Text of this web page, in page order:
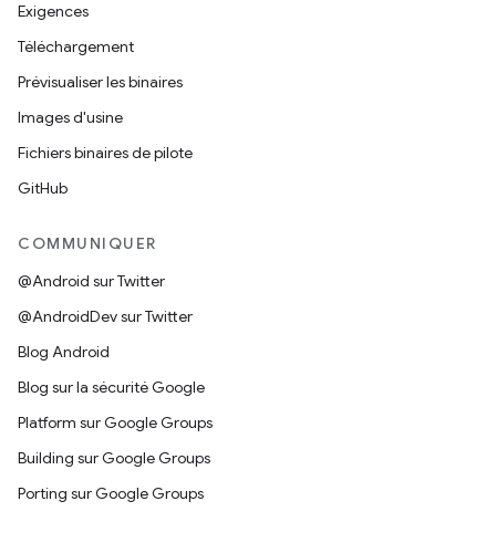
Exigences
Téléchargement
Prévisualiser les binaires
Images d'usine
Fichiers binaires de pilote
GitHub
COMMUNIQUER
@Android sur Twitter
@AndroidDev sur Twitter
Blog Android
Blog sur la sécurité Google
Platform sur Google Groups
Building sur Google Groups
Porting sur Google Groups